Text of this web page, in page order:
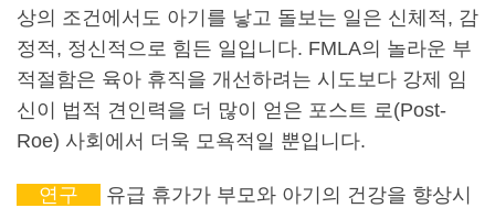
상의 조건에서도 아기를 낳고 돌보는 일은 신체적, 감
정적, 정신적으로 힘든 일입니다. FMLA의 놀라운 부
적절함은 육아 휴직을 개선하려는 시도보다 강제 임
신이 법적 견인력을 더 많이 얻은 포스트 로(Post-
Roe) 사회에서 더욱 모욕적일 뿐입니다.
연구
유급 휴가가 부모와 아기의 건강을 향상시